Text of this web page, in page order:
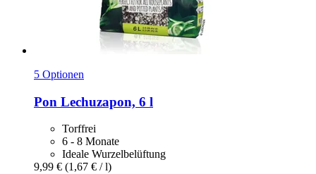
5 Optionen
Pon Lechuzapon, 6 l
Torffrei
6 - 8 Monate
Ideale Wurzelbelüftung
9,99 € (1,67 € / l)